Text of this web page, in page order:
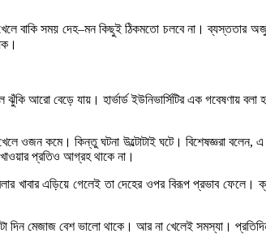
বাকি সময় দেহ–মন কিছুই ঠিকমতো চলবে না । ব্যস্ততার
বেড়ে যায়। হার্ভার্ড ইউনিভার্সিটির এক গবেষণায় বলা
খেলে ওজন কমে। কিন্তু ঘটনা উল্টোটাই ঘটে। বিশেষজ্ঞরা
প্রতিও আগ্রহ থাকে না।
খাবার এড়িয়ে গেলেই তা দেহের ওপর বিরূপ প্রভাব ফেলে।
দিন মেজাজ বেশ ভালো থাকে। আর না খেলেই সমস্যা।